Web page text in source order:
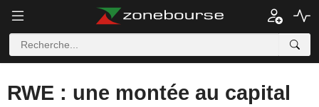
RWE : une montée au capital